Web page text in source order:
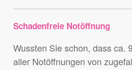
Schadenfreie Notöffnung
Wussten Sie schon, dass ca.
aller Notöffnungen von